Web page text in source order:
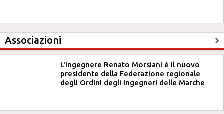
Associazioni
L'ingegnere Renato Morsiani è il nuovo
presidente della Federazione regionale
degli Ordini degli Ingegneri delle Marche